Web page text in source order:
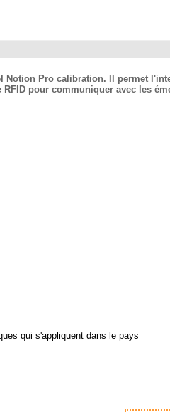
Pro calibration. Il permet
pour communiquer avec les
qui s'appliquent dans le pays